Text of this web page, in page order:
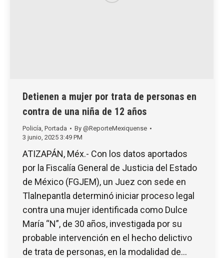
Detienen a mujer por trata de personas en
contra de una niña de 12 años
Policía, Portada By @ReporteMexiquense
3 junio, 2025 3:49 PM
ATIZAPÁN, Méx.- Con los datos aportados
por la Fiscalía General de Justicia del Estado
de México (FGJEM), un Juez con sede en
Tlalnepantla determinó iniciar proceso legal
contra una mujer identificada como Dulce
María “N”, de 30 años, investigada por su
probable intervención en el hecho delictivo
de trata de personas, en la modalidad de…